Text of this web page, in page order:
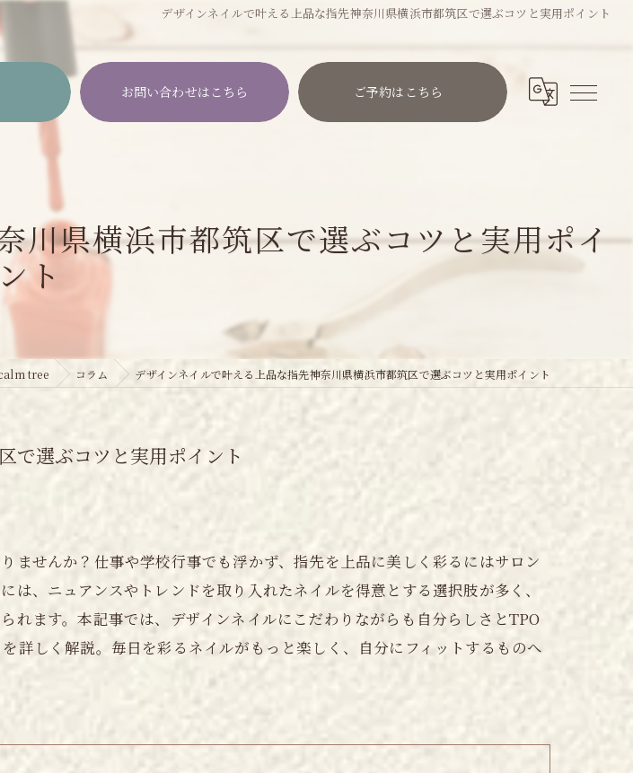
デザインネイルで叶える上品な指先神奈川県横浜市都筑区で選ぶコツと実用ポイント
お問い合わせはこちら ご予約はこちら
川県横浜市都筑区で選ぶコツと実用ポイ
ント
tree コラム デザインネイルで叶える上品な指先神奈川県横浜市都筑区で選ぶコツと実用ポイント
で選ぶコツと実用ポイント
ませんか？仕事や学校行事でも浮かず、指先を上品に美しく彩るにはサロン
、ニュアンスやトレンドを取り入れたネイルを得意とする選択肢が多く、
れます。本記事では、デザインネイルにこだわりながらも自分らしさとTPO
詳しく解説。毎日を彩るネイルがもっと楽しく、自分にフィットするものへ